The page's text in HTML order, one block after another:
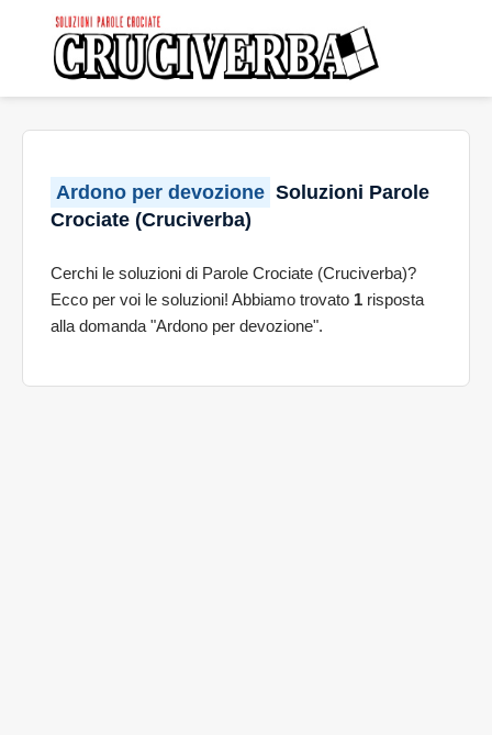
Ardono per devozione Soluzioni Parole
Crociate (Cruciverba)
Cerchi le soluzioni di Parole Crociate (Cruciverba)?
Ecco per voi le soluzioni! Abbiamo trovato 1 risposta
alla domanda "Ardono per devozione".